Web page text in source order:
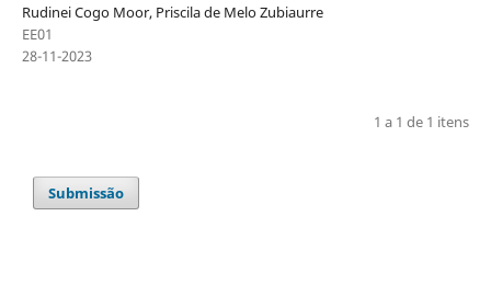
Rudinei Cogo Moor, Priscila de Melo Zubiaurre
EE01
28-11-2023
1 a 1 de 1 itens
Submissão